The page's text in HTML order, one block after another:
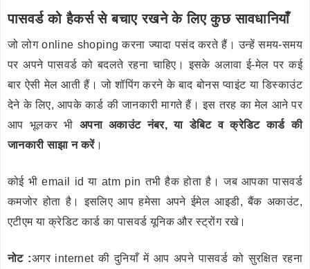
पासवर्ड को हैकर्स से बचाए रखने के लिए कुछ सावधानियाँ
जो लोग online shoping करना ज्यादा पसंद करते हैं। उन्हें समय-समय
पर अपने पासवर्ड को बदलते रहना चाहिए। इसके अलावा ई-मेल पर कई
बार ऐसी मेल आती हैं। जो शॉपिंग करने के बाद बोनस प्वाइंट या डिस्काउंट
देने के लिए, आपके कार्ड की जानकारी मागते हैं। इस तरह का मेल आने पर
आप भूलकर भी अपना अकाउंट नंबर, या डेबिट व क्रेडिट कार्ड की
जानकारी साझा न करें।
कोई भी email id या atm pin तभी हैक होता है। जब आपका पासवर्ड
कमजोर होता है। इसलिए आप हमेसा अपने ईमेल आइडी, बैंक अकाउंट,
एटीएम या क्रेडिट कार्ड का पासवर्ड यूनिक और स्ट्रोंग रखे।
नोट :अगर internet की दुनियाँ में आप अपने पासवर्ड को सुरक्षित रहना